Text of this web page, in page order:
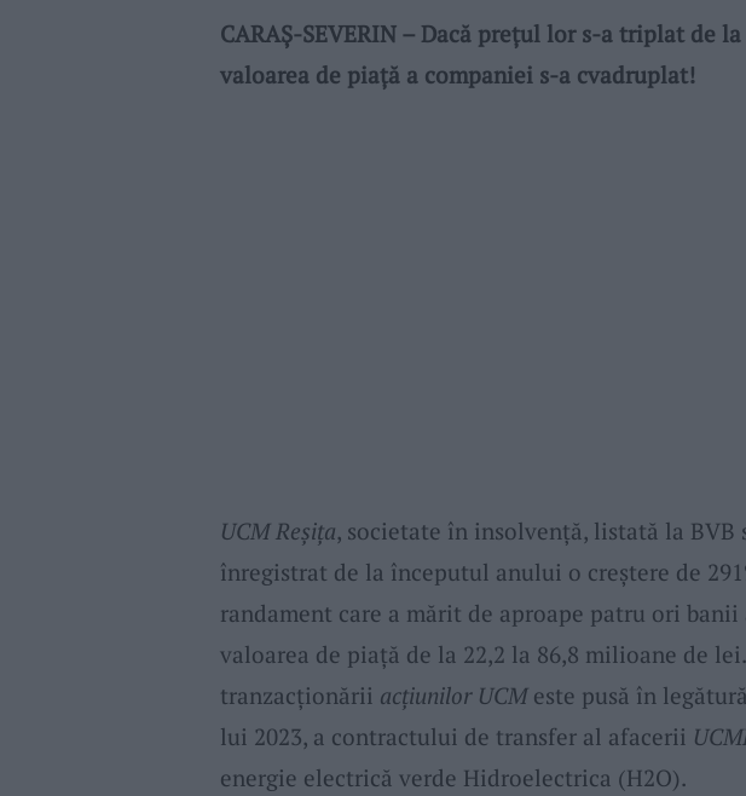
CARAŞ-SEVERIN – Dacă preţul lor s-a triplat de
valoarea de piaţă a companiei s-a cvadruplat!
UCM Reşiţa, societate în insolvenţă, listată la BVB
înregistrat de la începutul anului o creştere de
randament care a mărit de aproape patru ori
valoarea de piaţă de la 22,2 la 86,8 milioane de
tranzacţionării acţiunilor UCMeste pusă în
lui 2023, a contractului de transfer al afacerii
energie electrică verde Hidroelectrica (H2O).